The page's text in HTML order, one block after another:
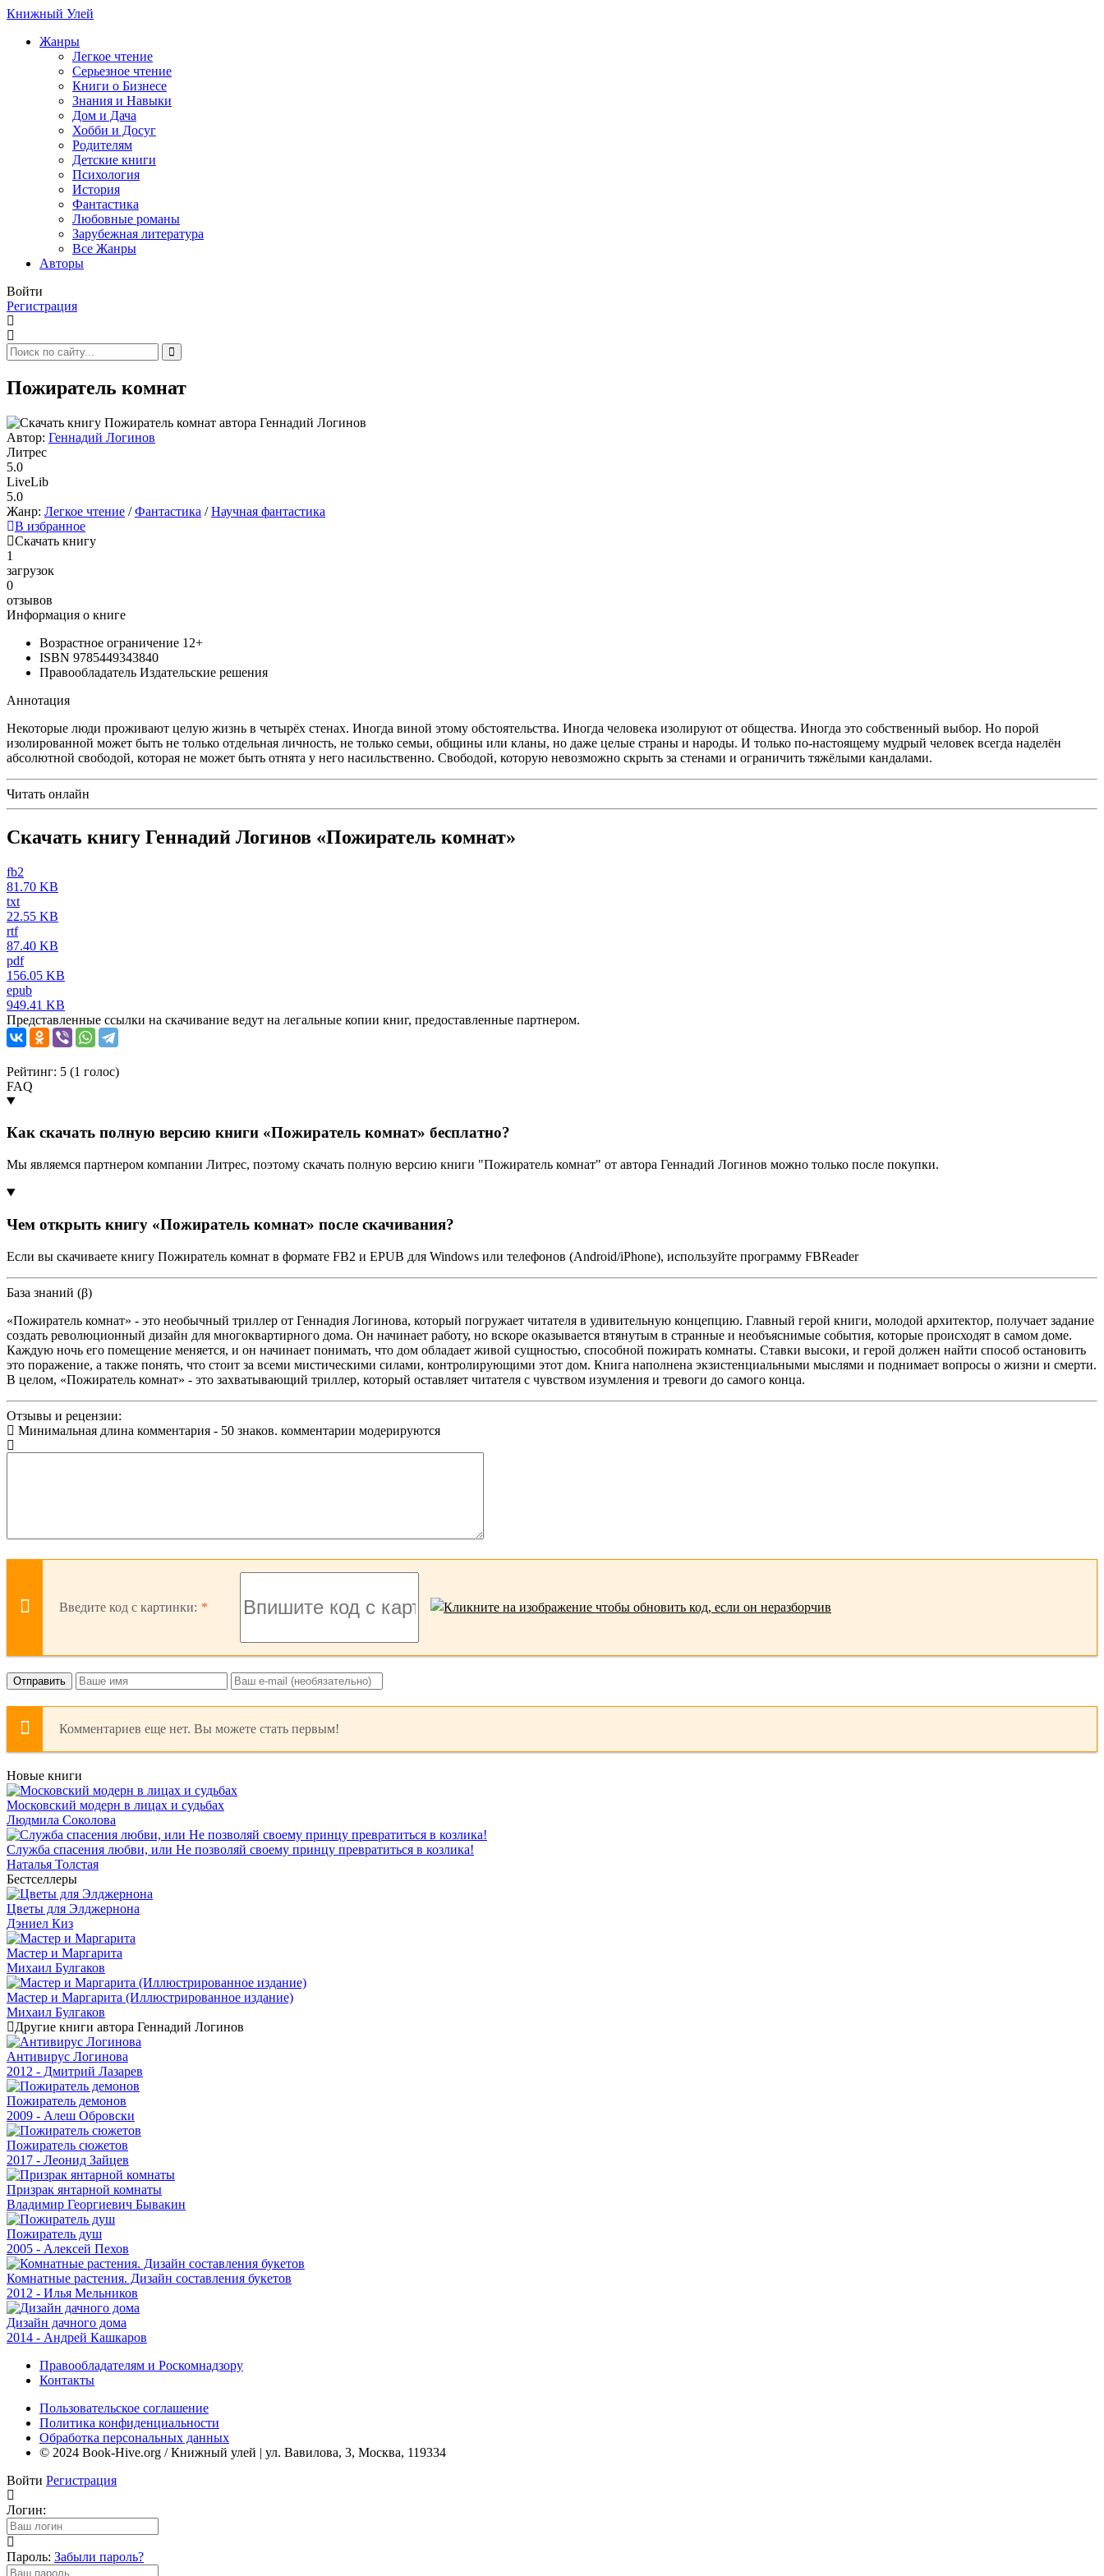
Книжный Улей
Жанры
Легкое чтение
Серьезное чтение
Книги о Бизнесе
Знания и Навыки
Дом и Дача
Хобби и Досуг
Родителям
Детские книги
Психология
История
Фантастика
Любовные романы
Зарубежная литература
Все Жанры
Авторы
Войти
Регистрация
Пожиратель комнат
Автор: Геннадий Логинов
Литрес
5.0
LiveLib
5.0
Жанр: Легкое чтение /Фантастика /Научная фантастика
В избранное
Скачать книгу
1
загрузок
0
отзывов
Информация о книге
Возрастное ограничение 12+
ISBN 9785449343840
Правообладатель Издательские решения
Аннотация
Некоторые люди проживают целую жизнь в четырёх стенах. Иногда виной этому обстоятельства. Иногда человека изолируют от общества. Иногда это собственный выбор. Но порой
изолированной может быть не только отдельная личность, не только семьи, общины или кланы, но даже целые страны и народы. И только по-настоящему мудрый человек всегда наделён
абсолютной свободой, которая не может быть отнята у него насильственно. Свободой, которую невозможно скрыть за стенами и ограничить тяжёлыми кандалами.
Читать онлайн
Скачать книгу Геннадий Логинов «Пожиратель комнат»
fb2
81.70 KB
txt
22.55 KB
rtf
87.40 KB
pdf
156.05 KB
epub
949.41 KB
Представленные ссылки на скачивание ведут на легальные копии книг, предоставленные партнером.
Рейтинг: 5 (1 голос)
FAQ
Как скачать полную версию книги «Пожиратель комнат» бесплатно?
Мы являемся партнером компании Литрес, поэтому скачать полную версию книги "Пожиратель комнат" от автора Геннадий Логинов можно только после покупки.
Чем открыть книгу «Пожиратель комнат» после скачивания?
Если вы скачиваете книгу Пожиратель комнат в формате FB2 и EPUB для Windows или телефонов (Android/iPhone), используйте программу FBReader
База знаний (β)
«Пожиратель комнат» - это необычный триллер от Геннадия Логинова, который погружает читателя в удивительную концепцию. Главный герой книги, молодой архитектор, получает задание
создать революционный дизайн для многоквартирного дома. Он начинает работу, но вскоре оказывается втянутым в странные и необъяснимые события, которые происходят в самом доме.
Каждую ночь его помещение меняется, и он начинает понимать, что дом обладает живой сущностью, способной пожирать комнаты. Ставки высоки, и герой должен найти способ остановить
это поражение, а также понять, что стоит за всеми мистическими силами, контролирующими этот дом. Книга наполнена экзистенциальными мыслями и поднимает вопросы о жизни и смерти.
В целом, «Пожиратель комнат» - это захватывающий триллер, который оставляет читателя с чувством изумления и тревоги до самого конца.
Отзывы и рецензии:
Минимальная длина комментария - 50 знаков. комментарии модерируются
Введите код с картинки:
Отправить
Комментариев еще нет. Вы можете стать первым!
Новые книги
Московский модерн в лицах и судьбах
Людмила Соколова
Служба спасения любви, или Не позволяй своему принцу превратиться в козлика!
Наталья Толстая
Бестселлеры
Цветы для Элджернона
Дэниел Киз
Мастер и Маргарита
Михаил Булгаков
Мастер и Маргарита (Иллюстрированное издание)
Михаил Булгаков
Другие книги автора Геннадий Логинов
Антивирус Логинова
2012 - Дмитрий Лазарев
Пожиратель демонов
2009 - Алеш Обровски
Пожиратель сюжетов
2017 - Леонид Зайцев
Призрак янтарной комнаты
Владимир Георгиевич Бывакин
Пожиратель душ
2005 - Алексей Пехов
Комнатные растения. Дизайн составления букетов
2012 - Илья Мельников
Дизайн дачного дома
2014 - Андрей Кашкаров
Правообладателям и Роскомнадзору
Контакты
Пользовательское соглашение
Политика конфиденциальности
Обработка персональных данных
© 2024 Book-Hive.org / Книжный улей | ул. Вавилова, 3, Москва, 119334
Войти Регистрация
Логин:
Пароль: Забыли пароль?